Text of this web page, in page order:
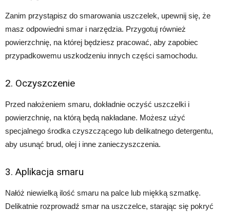
Zanim przystąpisz do smarowania uszczelek, upewnij się, że
masz odpowiedni smar i narzędzia. Przygotuj również
powierzchnię, na której będziesz pracować, aby zapobiec
przypadkowemu uszkodzeniu innych części samochodu.
2. Oczyszczenie
Przed nałożeniem smaru, dokładnie oczyść uszczelki i
powierzchnię, na którą będą nakładane. Możesz użyć
specjalnego środka czyszczącego lub delikatnego detergentu,
aby usunąć brud, olej i inne zanieczyszczenia.
3. Aplikacja smaru
Nałóż niewielką ilość smaru na palce lub miękką szmatkę.
Delikatnie rozprowadź smar na uszczelce, starając się pokryć